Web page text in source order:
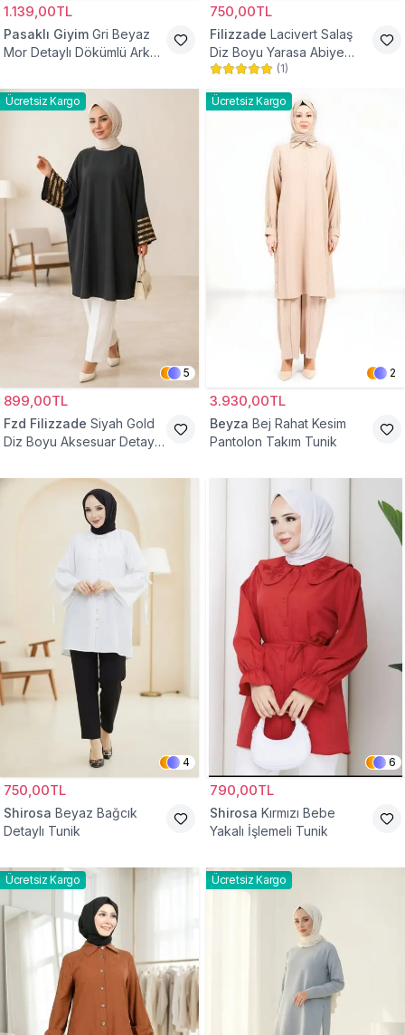
1.139,00TL
Pasaklı Giyim Gri Beyaz
Mor Detaylı Dökümlü Arkası
750,00TL
Filizzade Lacivert Salaş
Diz Boyu Yarasa Abiye
Tunik
(1)
Ücretsiz Kargo
5
899,00TL
Fzd Filizzade Siyah Gold
Diz Boyu Aksesuar Detaylı
Ücretsiz Kargo
2
3.930,00TL
Beyza Bej Rahat Kesim
Pantolon Takım Tunik
4
750,00TL
Shirosa Beyaz Bağcık
Detaylı Tunik
6
790,00TL
Shirosa Kırmızı Bebe
Yakalı İşlemeli Tunik
Ücretsiz Kargo Ücretsiz Kargo